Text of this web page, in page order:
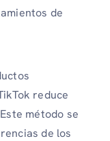
de
reduce
método se
de los